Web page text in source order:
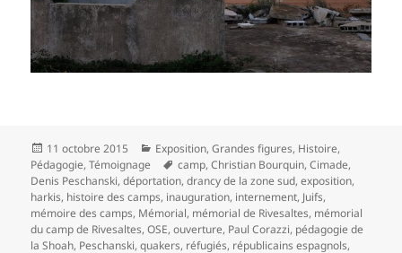
Publié
le
11 octobre 2015 Catégories
Exposition,Grandes figures, Histoire,
Pédagogie,Témoignage
Mots-
clés
camp,Christian Bourquin,Cimade,
Denis Peschanski,déportation,drancy de la zone sud,exposition,
harkis, histoire des camps, inauguration, internement, Juifs,
mémoire des camps, Mémorial, mémorial de Rivesaltes, mémorial
du camp de Rivesaltes,OSE,ouverture, Paul Corazzi, pédagogie de
la Shoah, Peschanski,quakers, réfugiés, républicains espagnols,